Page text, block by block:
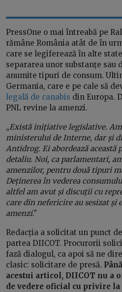
PressOne o mai întreabă pe
rămâne România atât de în
care se legiferează în alte
separarea unor substanțe sau
anumite tipuri de consum.
Germania, care e pe cale să
legală de canabis din Europa.
PNL revine la amenzi.
„Există inițiative legislative.
ministerului de Interne, dar și
Antidrog. Ei abordează
detaliu. Noi, ca parlamentari,
amenzilor, pentru două tipuri
Deținerea în vederea
altfel am avut și discuții cu
care din nefericire au sesizat și
amenzi.”
Redacția a solicitat un punct
partea DIICOT. Procurorii
fază dialogul, ca apoi să ne
clasic: solicitare de presă.
acestui articol, DIICOT nu a
de vedere oficial cu privire